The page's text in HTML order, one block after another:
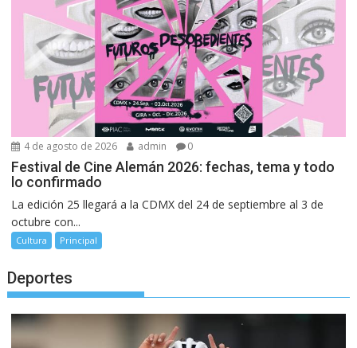
4 de agosto de 2026 admin 0
Festival de Cine Alemán 2026: fechas, tema y todo
lo confirmado
La edición 25 llegará a la CDMX del 24 de septiembre al 3 de
octubre con...
Cultura Principal
Deportes